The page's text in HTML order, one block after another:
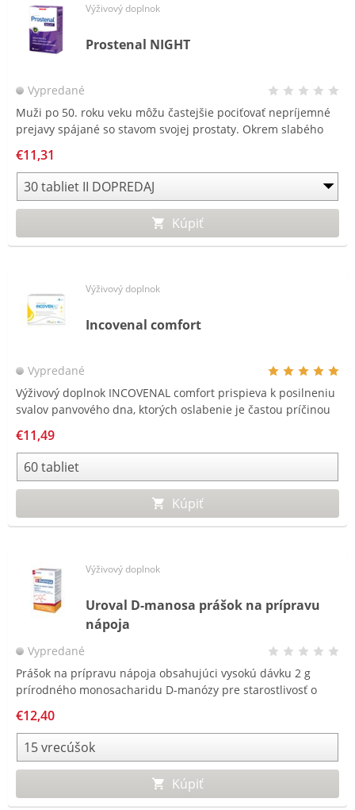
Výživový doplnok
Prostenal NIGHT
Vypredané
Muži po 50. roku veku môžu častejšie pociťovať nepríjemné
prejavy spájané so stavom svojej prostaty. Okrem slabého
nutkanie na močenie. Nedostatok kvalitného,
neprerušovaného spánku môže potom viesť k celkovej
rannej únave.
€11,31
Kúpiť
Výživový doplnok
Incovenal comfort
Vypredané
Výživový doplnok INCOVENAL comfort prispieva k posilneniu
svalov panvového dna, ktorých oslabenie je častou príčinou
€11,49
Kúpiť
Výživový doplnok
Uroval D-manosa prášok na prípravu
nápoja
Vypredané
Prášok na prípravu nápoja obsahujúci vysokú dávku 2 g
prírodného monosacharidu D-manózy pre starostlivosť o
€12,40
Kúpiť